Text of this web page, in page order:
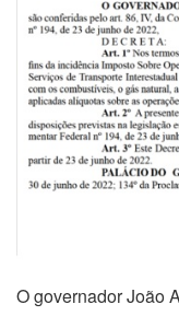
O governador João